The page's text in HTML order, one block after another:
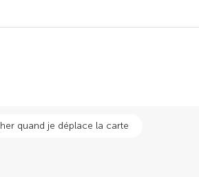
quand je déplace la carte